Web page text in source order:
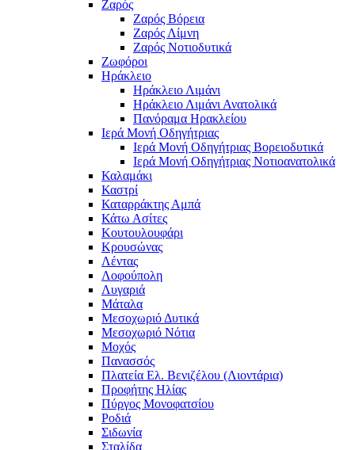
Ζαρός
Ζαρός Βόρεια
Ζαρός Λίμνη
Ζαρός Νοτιοδυτικά
Ζωφόροι
Ηράκλειο
Ηράκλειο Λιμάνι
Ηράκλειο Λιμάνι Ανατολικά
Πανόραμα Ηρακλείου
Ιερά Μονή Οδηγήτριας
Ιερά Μονή Οδηγήτριας Βορειοδυτικά
Ιερά Μονή Οδηγήτριας Νοτιοανατολικά
Καλαμάκι
Καστρί
Καταρράκτης Αμπά
Κάτω Ασίτες
Κουτουλουφάρι
Κρουσώνας
Λέντας
Λοφούπολη
Λυγαριά
Μάταλα
Μεσοχωριό Δυτικά
Μεσοχωριό Νότια
Μοχός
Πανασσός
Πλατεία Ελ. Βενιζέλου (Λιοντάρια)
Προφήτης Ηλίας
Πύργος Μονοφατσίου
Ροδιά
Σιδωνία
Σταλίδα